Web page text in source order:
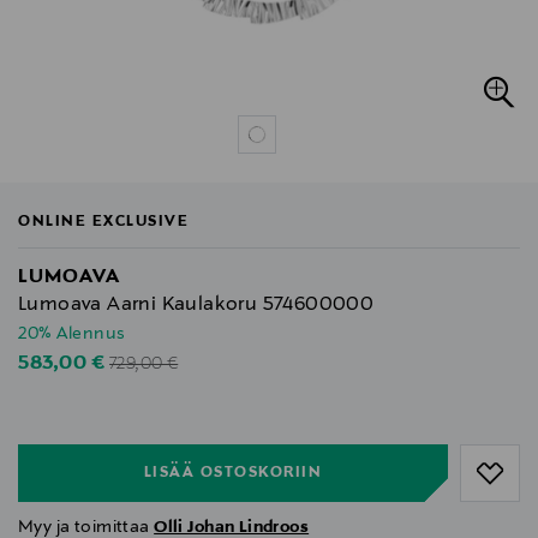
ONLINE EXCLUSIVE
LUMOAVA
Lumoava Aarni Kaulakoru 574600000
20% Alennus
Discounted Price
583,00 €Original Price
729,00 €
LISÄÄ OSTOSKORIIN
Myy ja toimittaaOlli Johan Lindroos